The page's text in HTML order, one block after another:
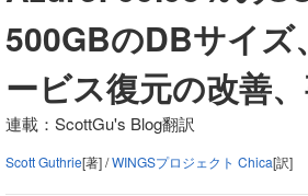
500GBのDBサイ
ービス復元の改善
連載：ScottGu's Blog翻訳
Scott Guthrie[著] /WINGSプロジェクト Chica[訳]